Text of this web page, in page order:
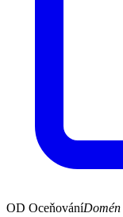
OD OceňováníDomén